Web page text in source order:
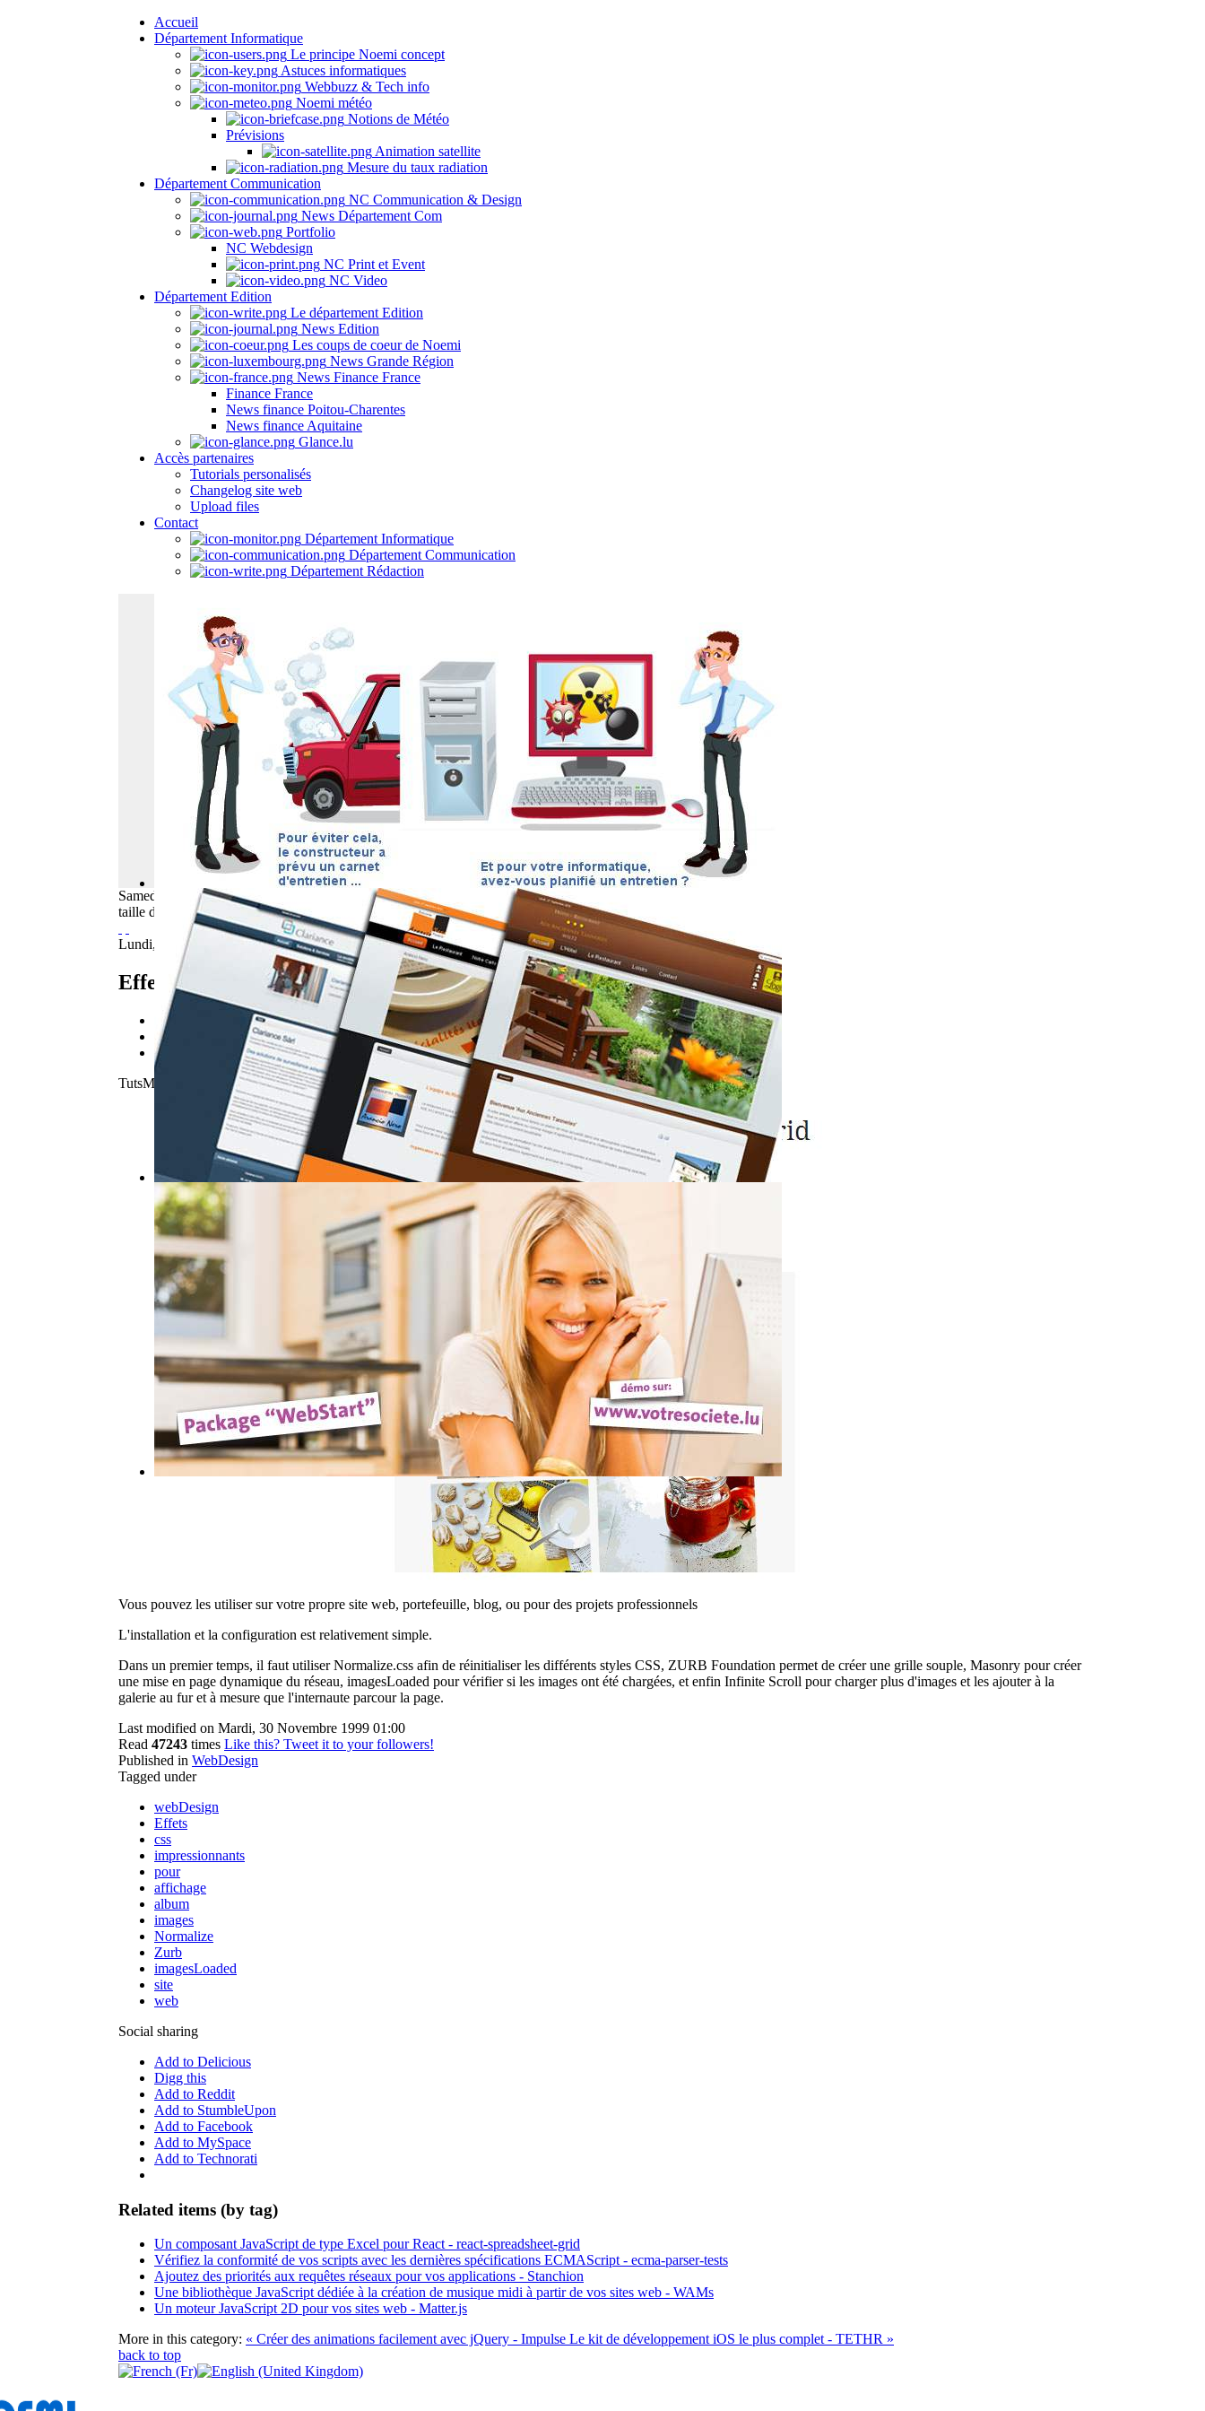
Accueil
Département Informatique
Le principe Noemi concept
Astuces informatiques
Webbuzz & Tech info
Noemi météo
Notions de Météo
Prévisions
Animation satellite
Mesure du taux radiation
Département Communication
NC Communication & Design
News Département Com
Portfolio
NC Webdesign
NC Print et Event
NC Video
Département Edition
Le département Edition
News Edition
Les coups de coeur de Noemi
News Grande Région
News Finance France
Finance France
News finance Poitou-Charentes
News finance Aquitaine
Glance.lu
Accès partenaires
Tutorials personalisés
Changelog site web
Upload files
Contact
Département Informatique
Département Communication
Département Rédaction
Samedi Août 2026
taille du texte
Lundi, 08 Septembre 2014 07:36
Effets CSS impressionnants pour l'affichage d'album d'images
font size decrease font size increase font size
Imprimer
E-mail
TutsMix a partagé avec nous quelques effets sympas CSS de chargement pour les images organisées en grille.
Vous pouvez les utiliser sur votre propre site web, portefeuille, blog, ou pour des projets professionnels
L'installation et la configuration est relativement simple.
Dans un premier temps, il faut utiliser Normalize.css afin de réinitialiser les différents styles CSS, ZURB Foundation permet de créer une grille souple, Masonry pour créer
une mise en page dynamique du réseau, imagesLoaded pour vérifier si les images ont été chargées, et enfin Infinite Scroll pour charger plus d'images et les ajouter à la
galerie au fur et à mesure que l'internaute parcour la page.
Last modified on Mardi, 30 Novembre 1999 01:00
Read 47243 times Like this? Tweet it to your followers!
Published in WebDesign
Tagged under
webDesign
Effets
css
impressionnants
pour
affichage
album
images
Normalize
Zurb
imagesLoaded
site
web
Social sharing
Add to Delicious
Digg this
Add to Reddit
Add to StumbleUpon
Add to Facebook
Add to MySpace
Add to Technorati
Related items (by tag)
Un composant JavaScript de type Excel pour React - react-spreadsheet-grid
Vérifiez la conformité de vos scripts avec les dernières spécifications ECMAScript - ecma-parser-tests
Ajoutez des priorités aux requêtes réseaux pour vos applications - Stanchion
Une bibliothèque JavaScript dédiée à la création de musique midi à partir de vos sites web - WAMs
Un moteur JavaScript 2D pour vos sites web - Matter.js
More in this category: « Créer des animations facilement avec jQuery - Impulse Le kit de développement iOS le plus complet - TETHR »
back to top